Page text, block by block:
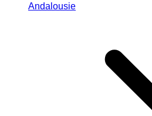
Andalousie